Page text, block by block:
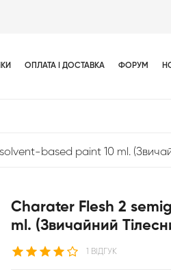
ОПЛАТА І ДОСТАВКА ФОРУМ
based paint 10 ml.
Charater Flesh 2
ml. (Звичайний
1 ВІДГУК